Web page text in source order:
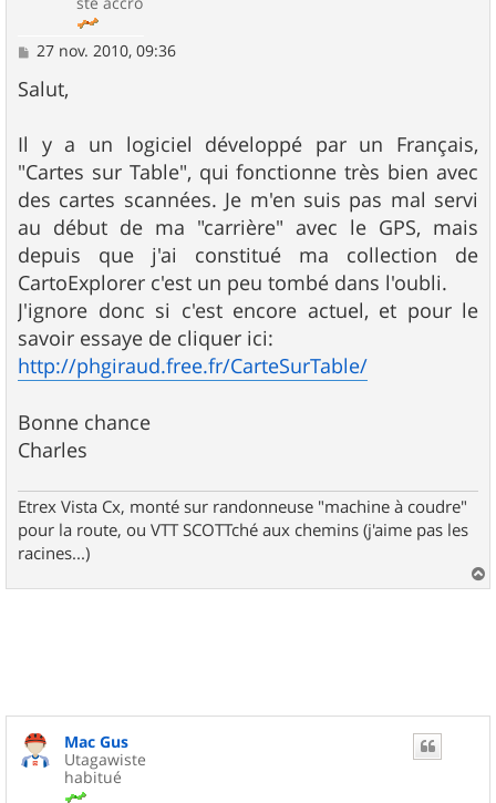
M
s
s
27 nov. 2010, 09:36
Salut,
Il y a un logiciel développé par un Français,
"Cartes sur Table", qui fonctionne très bien avec
des cartes scannées. Je m'en suis pas mal servi
au début de ma "carrière" avec le GPS, mais
depuis que j'ai constitué ma collection de
CartoExplorer c'est un peu tombé dans l'oubli.
J'ignore donc si c'est encore actuel, et pour le
savoir essaye de cliquer ici:
http://phgiraud.free.fr/CarteSurTable/
Bonne chance
Charles
Etrex Vista Cx, monté sur randonneuse "machine à coudre"
pour la route, ou VTT SCOTTché aux chemins (j'aime pas les
racines...)
a
Mac Gus
Utagawiste
habitué